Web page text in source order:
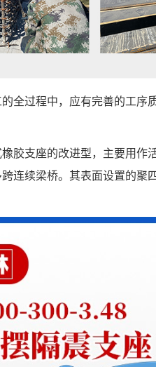
全过程中，应有完善的工序
胶支座的改进型，主要用作
连续梁桥。其表面设置的聚